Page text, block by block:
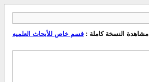
مشاهدة النسخة كاملة : قسم خاص للأبحاث العلميه